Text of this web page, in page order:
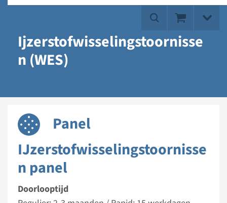
Ijzerstofwisselingstoornisse
n (WES)
Panel
IJzerstofwisselingstoornisse
n panel
Doorlooptijd